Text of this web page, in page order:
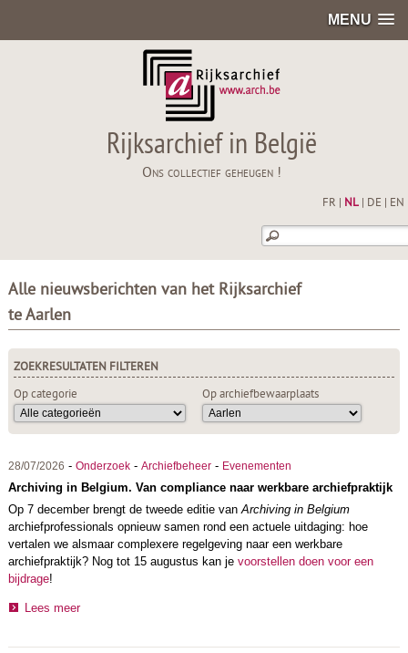
MENU
Rijksarchief in België
Ons collectief geheugen !
FR NL| DE EN
Alle nieuwsberichten van het Rijksarchief
te Aarlen
ZOEKRESULTATEN FILTEREN
Op categorie
Op archiefbewaarplaats
28/07/2026 - Onderzoek- Archiefbeheer- Evenementen
Archiving in Belgium. Van compliance naar werkbare archiefpraktijk
Op 7 december brengt de tweede editie vanArchiving in Belgium
archiefprofessionals opnieuw samen rond een actuele uitdaging: hoe
vertalen we alsmaar complexere regelgeving naar een werkbare
archiefpraktijk? Nog tot 15 augustus kan je voorstellen doen voor een
bijdrage!
Lees meer